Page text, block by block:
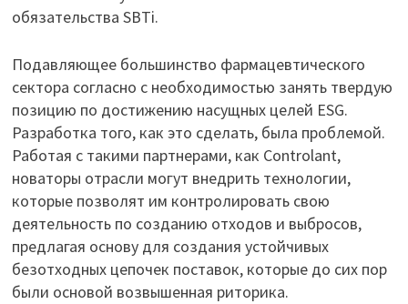
обязательства SBTi.
Подавляющее большинство фармацевтического
сектора согласно с необходимостью занять твердую
позицию по достижению насущных целей ESG.
Разработка того, как это сделать, была проблемой.
Работая с такими партнерами, как Controlant,
новаторы отрасли могут внедрить технологии,
которые позволят им контролировать свою
деятельность по созданию отходов и выбросов,
предлагая основу для создания устойчивых
безотходных цепочек поставок, которые до сих пор
были основой возвышенная риторика.